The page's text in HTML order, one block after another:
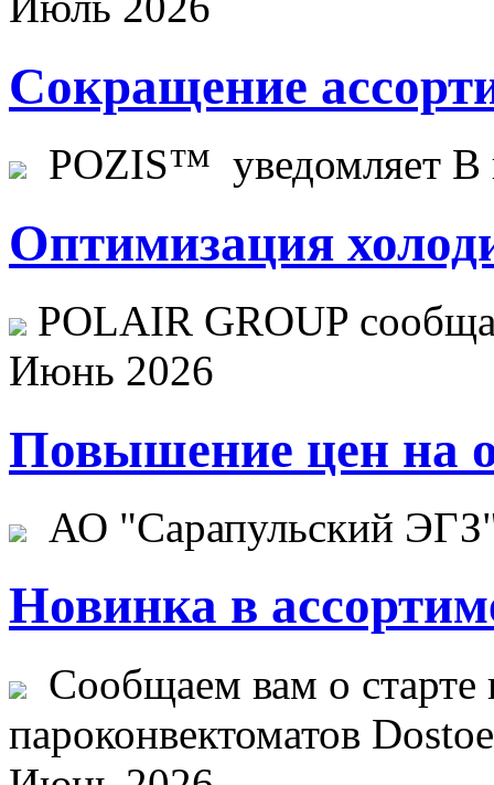
Сокращение
POZIS™ уведомляет В
Оптимизация
POLAIR GROUP
Июнь 2026
Повышение цен на
АО "Сарапульский
Новинка в
Сообщаем вам о старте
пароконвектоматов